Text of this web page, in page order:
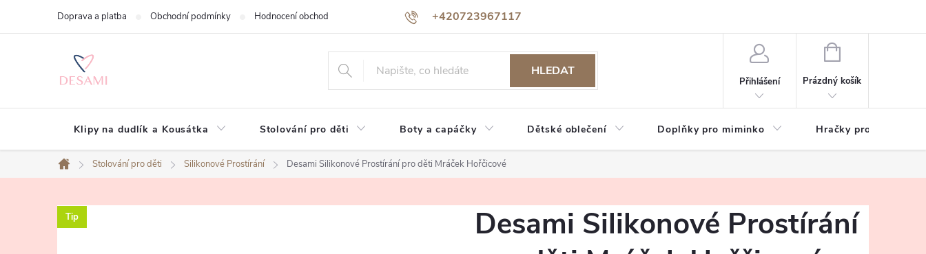
+420723967117
Doprava a platba Obchodní podmínky Hodnocení obchodu Jak nakupovat Reklamace a vrácení zboží
HLEDAT
Přihlášení
NÁKUPNÍ
Prázdný košík
Klipy na dudlík a Kousátka Stolování pro děti Boty a capáčky Dětské oblečení Doplňky pro miminko Hračky pro děti
Domů
Stolování pro děti Silikonové Prostírání Desami Silikonové Prostírání pro děti Mráček Hořčicové
Tip
Desami Silikonové Prostírání